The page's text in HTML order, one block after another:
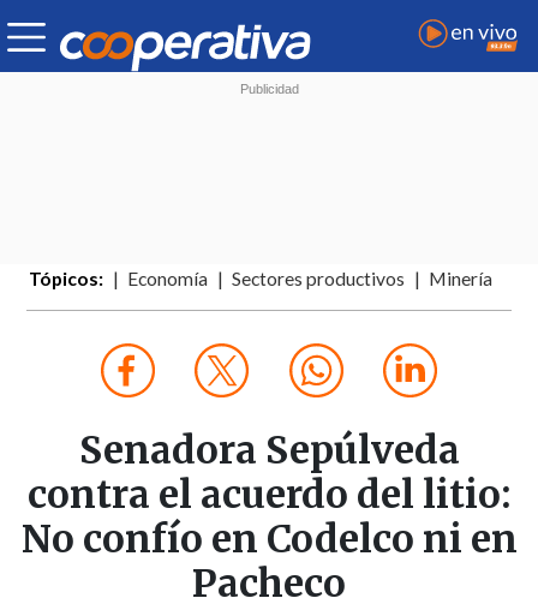
Tópicos: Economía Sectores productivos Minería
Senadora Sepúlveda
contra el acuerdo del litio:
No confío en Codelco ni en
Pacheco